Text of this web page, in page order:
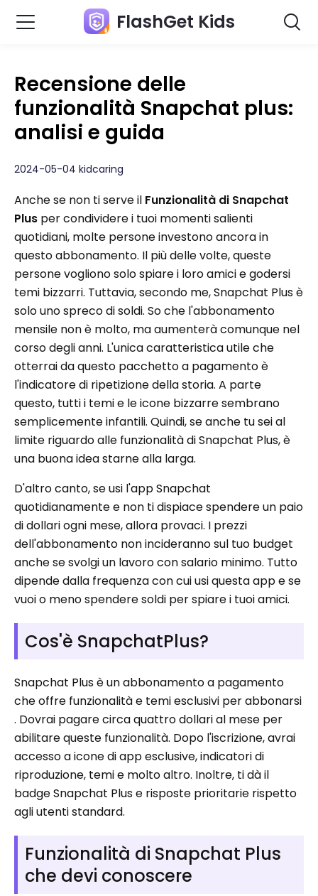
FlashGet Kids
Recensione delle
funzionalità Snapchat plus:
analisi e guida
2024-05-04 kidcaring
Anche se non ti serve il Funzionalità di Snapchat
Plus per condividere i tuoi momenti salienti
quotidiani, molte persone investono ancora in
questo abbonamento. Il più delle volte, queste
persone vogliono solo spiare i loro amici e godersi
temi bizzarri. Tuttavia, secondo me, Snapchat Plus è
solo uno spreco di soldi. So che l'abbonamento
mensile non è molto, ma aumenterà comunque nel
corso degli anni. L'unica caratteristica utile che
otterrai da questo pacchetto a pagamento è
l'indicatore di ripetizione della storia. A parte
questo, tutti i temi e le icone bizzarre sembrano
semplicemente infantili. Quindi, se anche tu sei al
limite riguardo alle funzionalità di Snapchat Plus, è
una buona idea starne alla larga.
D'altro canto, se usi l'app Snapchat
quotidianamente e non ti dispiace spendere un paio
di dollari ogni mese, allora provaci. I prezzi
dell'abbonamento non incideranno sul tuo budget
anche se svolgi un lavoro con salario minimo. Tutto
dipende dalla frequenza con cui usi questa app e se
vuoi o meno spendere soldi per spiare i tuoi amici.
Cos'è SnapchatPlus?
Snapchat Plus è un abbonamento a pagamento
che offre funzionalità e temi esclusivi per abbonarsi
. Dovrai pagare circa quattro dollari al mese per
abilitare queste funzionalità. Dopo l'iscrizione, avrai
accesso a icone di app esclusive, indicatori di
riproduzione, temi e molto altro. Inoltre, ti dà il
badge Snapchat Plus e risposte prioritarie rispetto
agli utenti standard.
Funzionalità di Snapchat Plus
che devi conoscere